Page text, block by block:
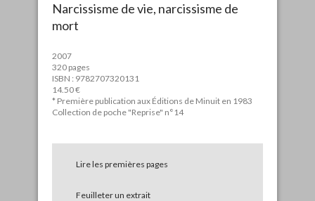
Narcissisme de vie, narcissisme de
mort
2007
320 pages
ISBN : 9782707320131
14.50 €
* Première publication aux Éditions de Minuit en 1983
Collection de poche "Reprise" n°14
Lire les premières pages
Feuilleter un extrait